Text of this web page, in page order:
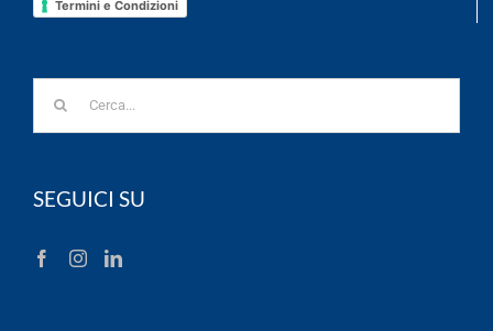
Termini e Condizioni
Cerca
per:
SEGUICI SU